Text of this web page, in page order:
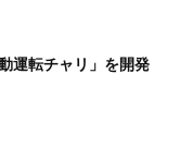
運転チャリ」を開発